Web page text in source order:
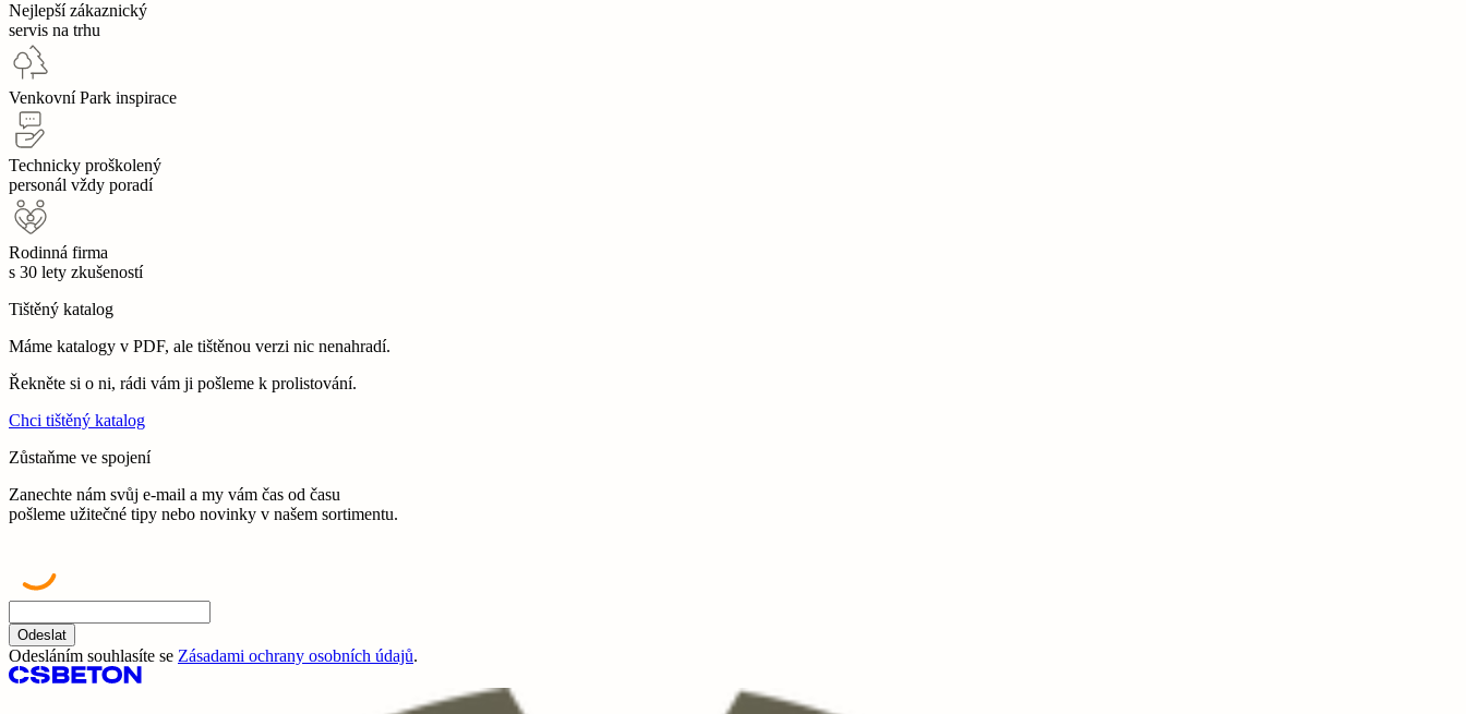
Nejlepší zákaznický
servis na trhu
Venkovní Park inspirace
Technicky proškolený
personál vždy poradí
Rodinná firma
s 30 lety zkušeností
Tištěný katalog
Máme katalogy v PDF, ale tištěnou verzi nic nenahradí.
Řekněte si o ni, rádi vám ji pošleme k prolistování.
Chci tištěný katalog
Zůstaňme ve spojení
Zanechte nám svůj e-mail a my vám čas od času
pošleme užitečné tipy nebo novinky v našem sortimentu.
Odeslat
Odesláním souhlasíte se Zásadami ochrany osobních údajů.